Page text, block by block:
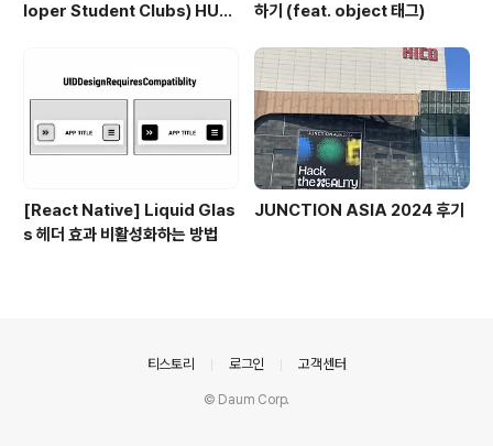
loper Student Clubs) HUF
하기 (feat. object 태그)
[React Native] Liquid Glas
s 헤더 효과 비활성화하는 방법
JUNCTION ASIA 2024 후기
티스토리 로그인 고객센터
© Daum Corp.